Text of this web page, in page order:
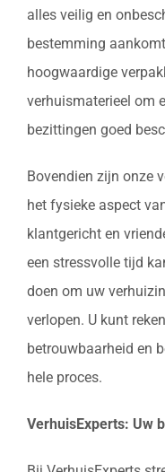
alles veilig en
bestemming
hoogwaardige
verhuismaterieel om
bezittingen goed
Bovendien zijn onze
het fysieke aspect
klantgericht en
een stressvolle tijd
doen om uw
verlopen. U kunt
betrouwbaarheid en
hele proces.
VerhuisExperts: Uw